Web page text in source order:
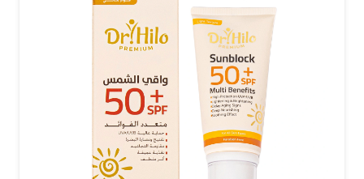
المنتج.
اختيار
الخيارات
على
صفحة
المنتج